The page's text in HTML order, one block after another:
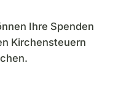
Ihre Spenden
Kirchensteuern